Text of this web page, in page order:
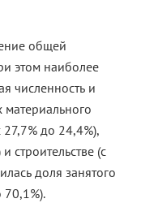
общей
этом наиболее
численность и
материального
до 24,4%),
строительстве (с
доля занятого
70,1%).